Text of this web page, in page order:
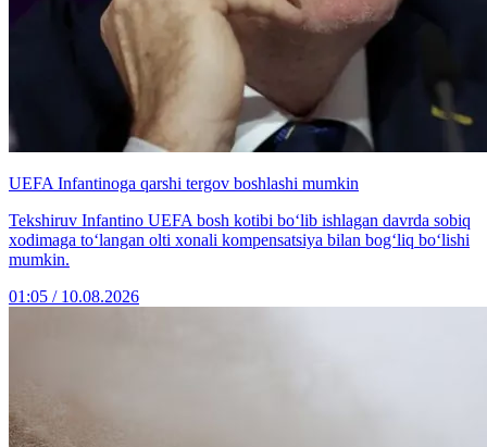
UEFA Infantinoga qarshi tergov boshlashi mumkin
Tekshiruv Infantino UEFA bosh kotibi bo‘lib ishlagan davrda sobiq
xodimaga to‘langan olti xonali kompensatsiya bilan bog‘liq bo‘lishi
mumkin.
01:05 / 10.08.2026